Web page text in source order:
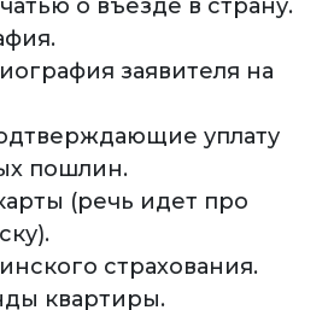
о въезде в страну.
заявителя на
уплату
пошлин.
(речь идет про
страхования.
квартиры.